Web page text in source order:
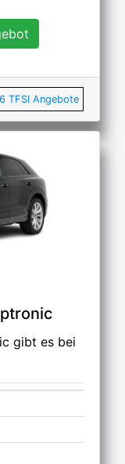
TFSI Angebote
gibt es bei